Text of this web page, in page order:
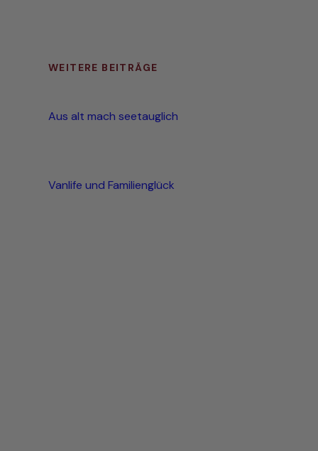
WEITERE BEITRÄGE
Aus alt mach seetauglich
Vanlife und Familienglück